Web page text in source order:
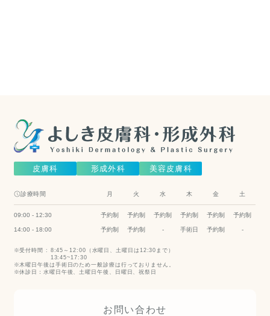
皮膚科 形成外科 美容皮膚科
診療時間 月 火 水 木 金 土
09:00 - 12:30 予約制 予約制 予約制 予約制 予約制 予約制
14:00 - 18:00 予約制 予約制 - 手術日 予約制 -
受付時間 : 8:45～12:00（水曜日、土曜日は12:30まで）
13:45~17:30
木曜日午後は手術日のため一般診療は行っておりません。
休診日：水曜日午後、土曜日午後、日曜日、祝祭日
お問い合わせ